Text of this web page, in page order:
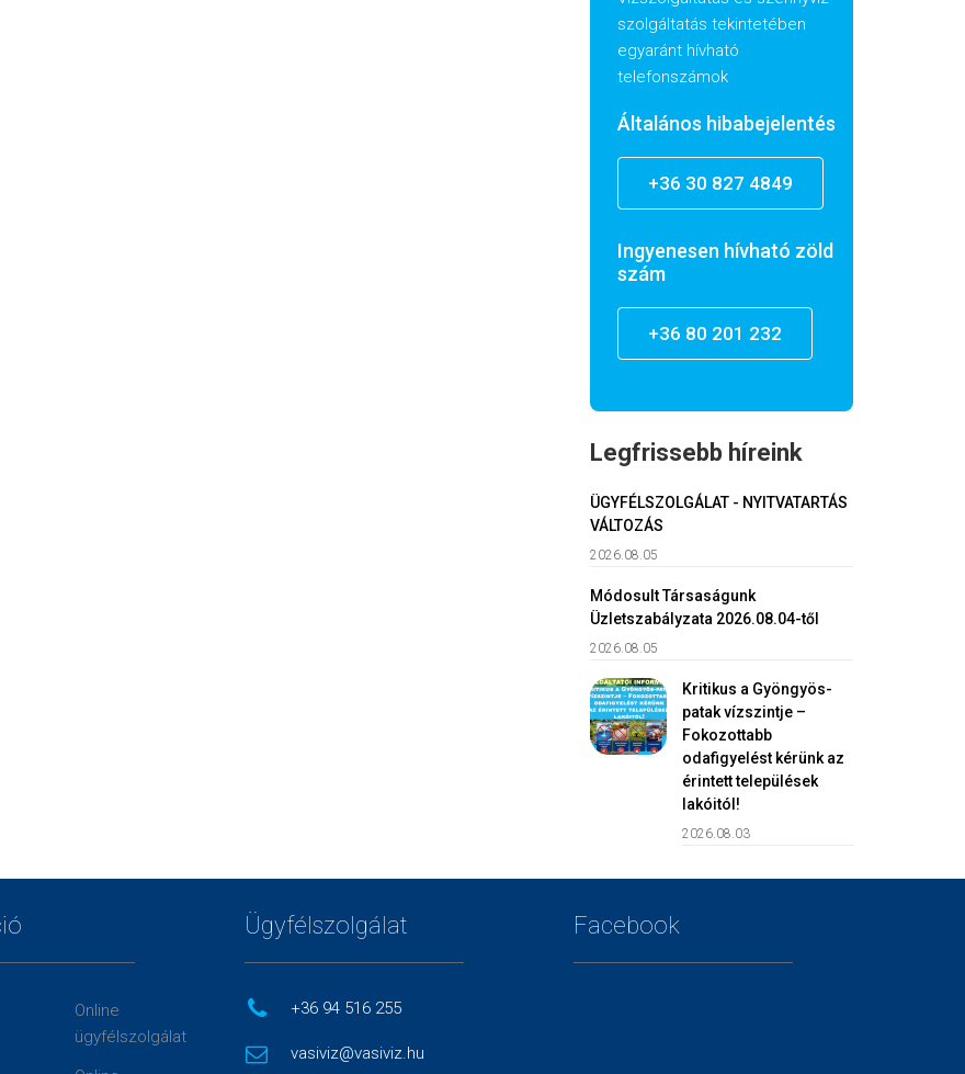
szolgáltatás tekintetében
egyaránt hívható
telefonszámok
Általános hibabejelentés
+36 30 827 4849
Ingyenesen hívható zöld
szám
+36 80 201 232
Legfrissebb híreink
ÜGYFÉLSZOLGÁLAT - NYITVATARTÁS
VÁLTOZÁS
2026.08.05
Módosult Társaságunk
Üzletszabályzata 2026.08.04-től
2026.08.05
Kritikus a Gyöngyös-
patak vízszintje –
Fokozottabb
odafigyelést kérünk az
érintett települések
lakóitól!
2026.08.03
Online
ügyfélszolgálat
Ügyfélszolgálat
+36 94 516 255
vasiviz@vasiviz.hu
Facebook